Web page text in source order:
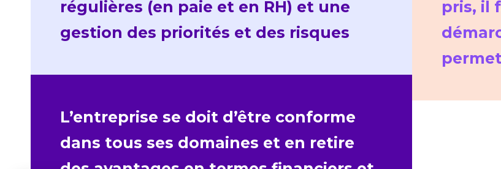
régulières (en paie et en RH) et une
gestion des priorités et des risques
L’entreprise se doit d’être conforme
dans tous ses domaines et en retire
pris, il